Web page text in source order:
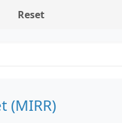
Reset
(MIRR)